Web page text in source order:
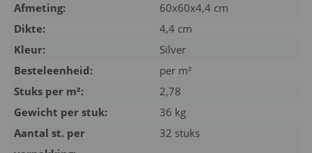
Afmeting:
60x60x4,4 cm
Dikte:
4,4 cm
Kleur:
Silver
Besteleenheid:
per m²
Stuks per m²:
2,78
Gewicht per stuk:
36 kg
Aantal st. per
32 stuks